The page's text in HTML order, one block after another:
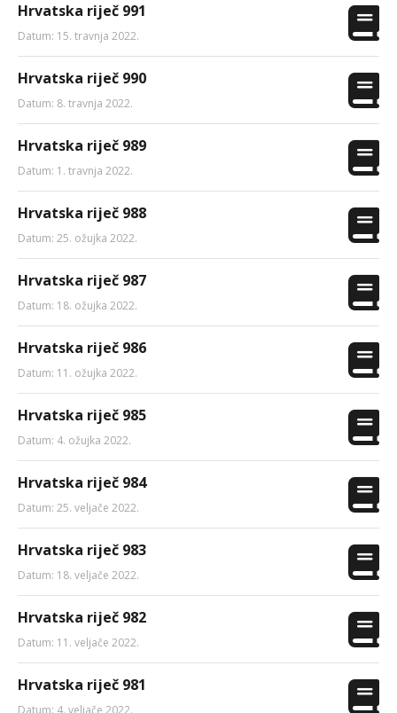
Hrvatska riječ 991
Datum: 15. travnja 2022.
Hrvatska riječ 990
Datum: 8. travnja 2022.
Hrvatska riječ 989
Datum: 1. travnja 2022.
Hrvatska riječ 988
Datum: 25. ožujka 2022.
Hrvatska riječ 987
Datum: 18. ožujka 2022.
Hrvatska riječ 986
Datum: 11. ožujka 2022.
Hrvatska riječ 985
Datum: 4. ožujka 2022.
Hrvatska riječ 984
Datum: 25. veljače 2022.
Hrvatska riječ 983
Datum: 18. veljače 2022.
Hrvatska riječ 982
Datum: 11. veljače 2022.
Hrvatska riječ 981
Datum: 4. veljače 2022.